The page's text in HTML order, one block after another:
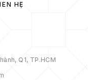
HỆ
Q1, TP.HCM